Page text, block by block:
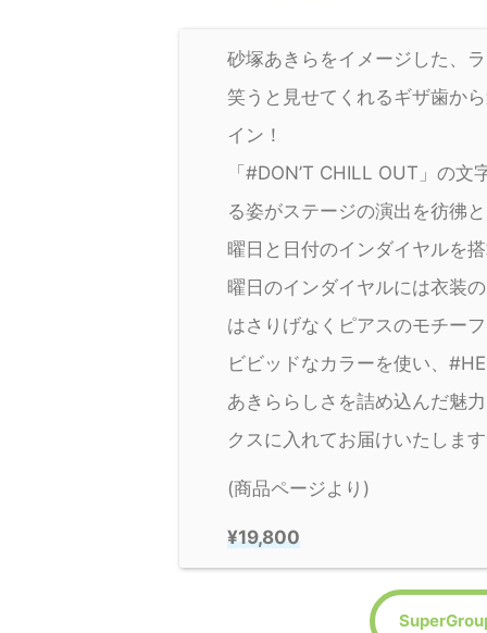
砂塚あきらをイメージした、
笑うと見せてくれるギザ歯か
イン！
「#DON’T CHILL OUT」の
る姿がステージの演出を彷彿
曜日と日付のインダイヤルを
曜日のインダイヤルには衣装
はさりげなくピアスのモチー
ビビッドなカラーを使い、
あきららしさを詰め込んだ魅
クスに入れてお届けいたしま
(商品ページより)
¥19,800